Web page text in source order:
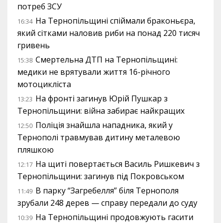
потреб ЗСУ
16:34 На Тернопільщині спіймали браконьєра,
який сітками наловив риби на понад 220 тисяч
гривень
15:38 Смертельна ДТП на Тернопільщині:
медики не врятували життя 16-річного
мотоцикліста
13:23 На фронті загинув Юрій Пушкар з
Тернопільщини: війна забирає найкращих
12:50 Поліція знайшла нападника, який у
Тернополі травмував дитину металевою
пляшкою
12:17 На щиті повертається Василь Ришкевич з
Тернопільщини: загинув під Покровськом
11:49 В парку “Загребелля” біля Тернополя
зрубали 248 дерев — справу передали до суду
10:39 На Тернопільщині продовжують гасити